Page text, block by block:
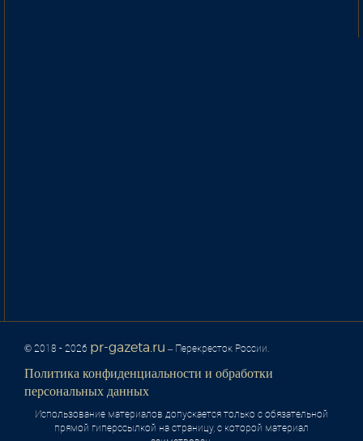
© 2018 - 2026 pr-gazeta.ru – Перекресток России.
Политика конфиденциальности и обработки
персональных данных
Использование материалов допускается только с обязательной
прямой гиперссылкой на страницу, с которой материал